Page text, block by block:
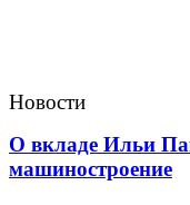
Новости
О вкладе Ильи
машиностроение